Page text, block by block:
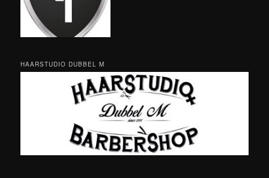
HAARSTUDIO DUBBEL M